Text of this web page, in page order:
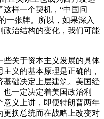
样一个契机，“中国问
一张牌。所以，如果深入
政治结构的变化，我们可能
些关于资本主义发展的具体
义的基本原理是正确的，
基础决定上层建筑。美国经
一定决定着美国政治利
意义上讲，即便特朗普两年
更换总统而在战略上改变对